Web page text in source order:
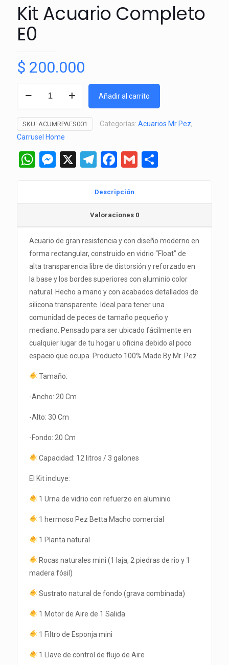
Kit Acuario Completo
E0
$ 200.000
E0
cantidad
Añadir al carrito
SKU: ACUMRPAES001 Categorías: Acuarios Mr Pez,
Carrusel Home
WhatsApp
Messenger
X Telegram
Facebook
Gmail
Descripción
Valoraciones 0
Acuario de gran resistencia y con diseño moderno en
forma rectangular, construido en vidrio “Float” de
alta transparencia libre de distorsión y reforzado en
la base y los bordes superiores con aluminio color
natural. Hecho a mano y con acabados detallados de
silicona transparente. Ideal para tener una
comunidad de peces de tamaño pequeño y
mediano. Pensado para ser ubicado fácilmente en
cualquier lugar de tu hogar u oficina debido al poco
espacio que ocupa. Producto 100% Made By Mr. Pez
Tamaño:
-Ancho: 20 Cm
-Alto: 30 Cm
-Fondo: 20 Cm
Capacidad: 12 litros / 3 galones
El Kit incluye:
1 Urna de vidrio con refuerzo en aluminio
1 hermoso Pez Betta Macho comercial
1 Planta natural
Rocas naturales mini (1 laja, 2 piedras de rio y 1
madera fósil)
Sustrato natural de fondo (grava combinada)
1 Motor de Aire de 1 Salida
1 Filtro de Esponja mini
1 Llave de control de flujo de Aire